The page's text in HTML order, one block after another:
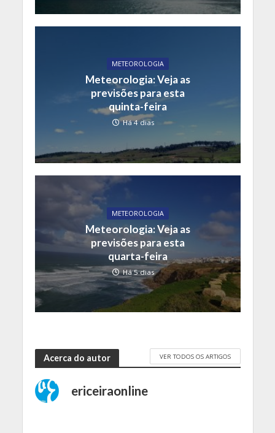
METEOROLOGIA
Meteorologia: Veja as
previsões para esta
quinta-feira
Há 4 dias
METEOROLOGIA
Meteorologia: Veja as
previsões para esta
quarta-feira
Há 5 dias
Acerca do autor VER TODOS OS ARTIGOS
ericeiraonline